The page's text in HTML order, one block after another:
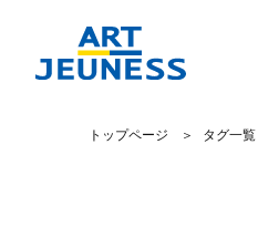
トップページ タグ一覧